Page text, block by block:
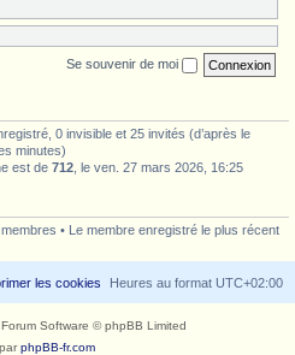
Se souvenir de moi
0 invisible et 25 invités (d’après le
minutes)
est de 712 , le ven. 27 mars 2026, 16:25
membres • Le membre enregistré le plus récent
Heures au format UTC+02:00
les cookies
Software © phpBB Limited
phpBB-fr.com